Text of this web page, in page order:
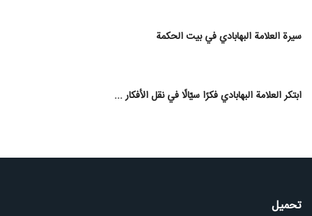
سيرة العلامة البهابادي في بيت الحكمة
ابتكر العلامة البهابادي فكرًا سيّالًا في نقل الأفكار ...
تحمیل